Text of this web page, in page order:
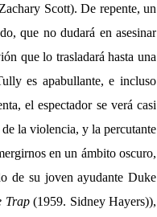
Scott). De repente, un
que no dudará en asesinar
que lo trasladará hasta una
es apabullante, e incluso
el espectador se verá casi
la violencia, y la percutante
en un ámbito oscuro,
de su joven ayudante Duke
Trap(1959. Sidney Hayers)),